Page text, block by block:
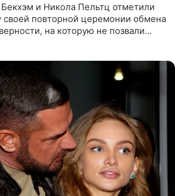
и Никола Пельтц отметили
повторной церемонии обмена
на которую не позвали